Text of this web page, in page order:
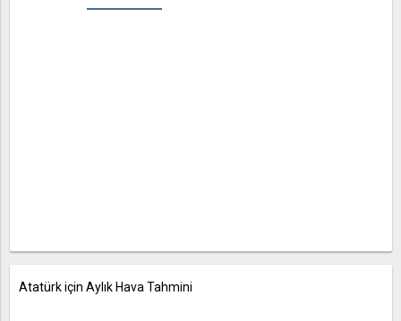
Atatürk için Aylık Hava Tahmini